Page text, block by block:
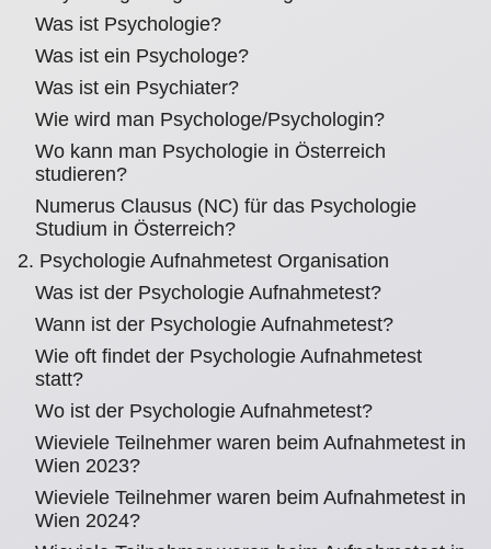
Was ist Psychologie?
Was ist ein Psychologe?
Was ist ein Psychiater?
Wie wird man Psychologe/Psychologin?
Wo kann man Psychologie in Österreich
studieren?
Numerus Clausus (NC) für das Psychologie
Studium in Österreich?
2. Psychologie Aufnahmetest Organisation
Was ist der Psychologie Aufnahmetest?
Wann ist der Psychologie Aufnahmetest?
Wie oft findet der Psychologie Aufnahmetest
statt?
Wo ist der Psychologie Aufnahmetest?
Wieviele Teilnehmer waren beim Aufnahmetest in
Wien 2023?
Wieviele Teilnehmer waren beim Aufnahmetest in
Wien 2024?